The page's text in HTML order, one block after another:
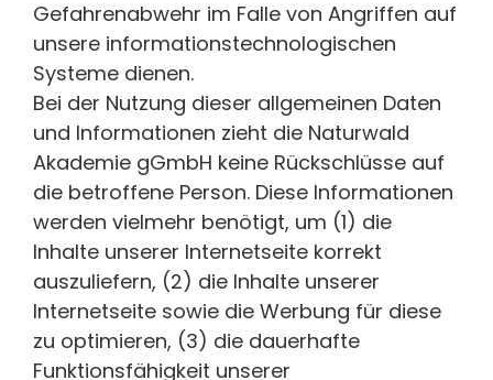
Gefahrenabwehr im Falle von Angriffen auf
unsere informationstechnologischen
Systeme dienen.
Bei der Nutzung dieser allgemeinen Daten
und Informationen zieht die Naturwald
Akademie gGmbH keine Rückschlüsse auf
die betroffene Person. Diese Informationen
werden vielmehr benötigt, um (1) die
Inhalte unserer Internetseite korrekt
auszuliefern, (2) die Inhalte unserer
Internetseite sowie die Werbung für diese
zu optimieren, (3) die dauerhafte
Funktionsfähigkeit unserer